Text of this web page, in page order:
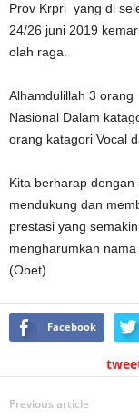
Prov Krpri yang di
24/26 juni 2019
olah raga.
Alhamdulillah 3
Nasional Dalam
orang katagori Vocal
Kita berharap
mendukung dan
prestasi yang
mengharumkan
(Obet)
Facebook
Previous article